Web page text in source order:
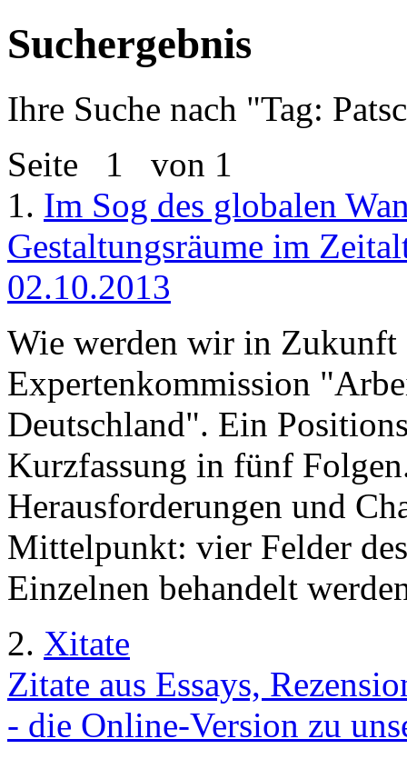
Suchergebnis
Ihre Suche nach "Tag:
Seite 1 von 1
1. Im Sog des globalen
Gestaltungsräume im
02.10.2013
Wie werden wir in Zukunft
Expertenkommission
Deutschland". Ein
Kurzfassung in fünf
Herausforderungen und
Mittelpunkt: vier Felder
Einzelnen behandelt
2. Xitate
Zitate aus Essays,
- die Online-Version zu